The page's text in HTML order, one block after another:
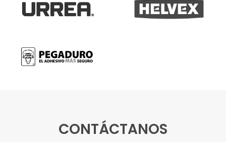
CONTÁCTANOS